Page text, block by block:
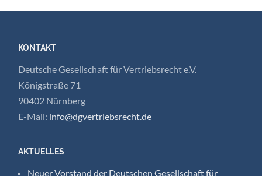
KONTAKT
Deutsche Gesellschaft für Vertriebsrecht e.V.
Königstraße 71
90402 Nürnberg
E-Mail: info@dgvertriebsrecht.de
AKTUELLES
Neuer Vorstand der Deutschen Gesellschaft für